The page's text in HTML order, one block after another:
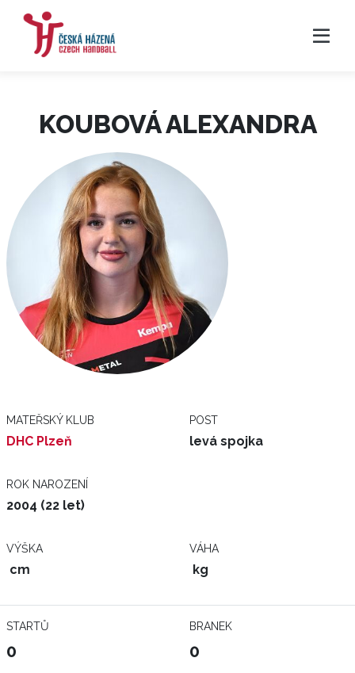
KOUBOVÁ ALEXANDRA
MATEŘSKÝ KLUB
DHC Plzeň
POST
levá spojka
ROK NAROZENÍ
2004 (22 let)
VÝŠKA
cm
VÁHA
kg
STARTŮ
0
BRANEK
0